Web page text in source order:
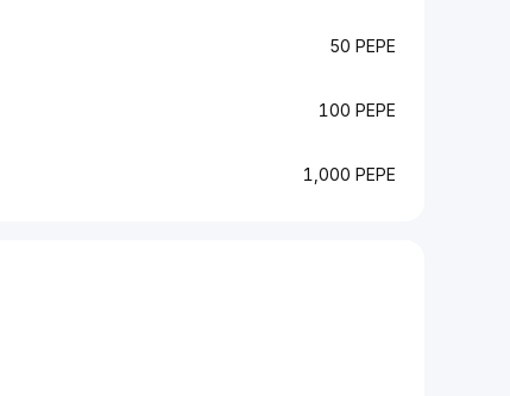
50 PEPE
100 PEPE
1,000 PEPE